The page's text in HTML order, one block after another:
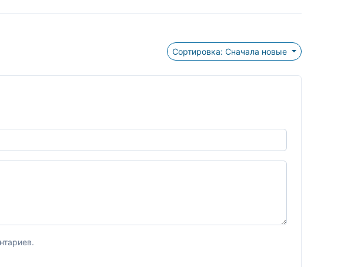
Сортировка: Сначала новые